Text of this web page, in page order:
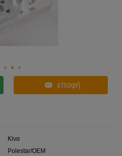
επαφή
Κίνα
Polestar/OEM